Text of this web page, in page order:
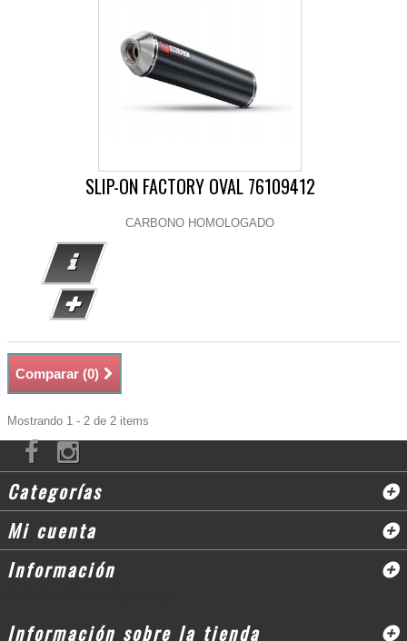
SLIP-ON FACTORY OVAL 76109412
CARBONO HOMOLOGADO
Comparar (0)
Mostrando 1 - 2 de 2 items
Categorías
Mi cuenta
Información
Información sobre la tienda